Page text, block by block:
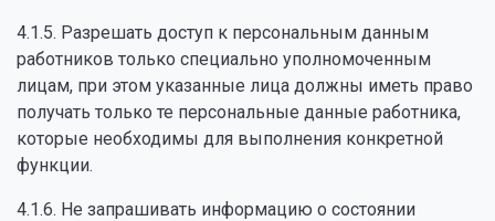
4.1.5. Разрешать доступ к персональным данным
работников только специально уполномоченным
лицам, при этом указанные лица должны иметь право
получать только те персональные данные работника,
которые необходимы для выполнения конкретной
функции.
4.1.6. Не запрашивать информацию о состоянии